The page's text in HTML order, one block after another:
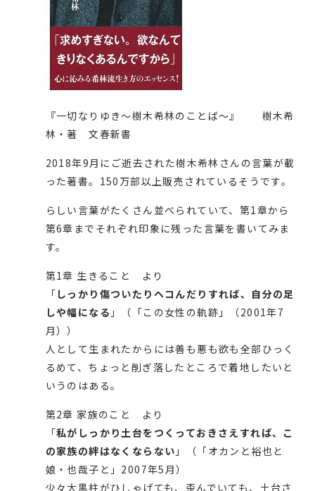
『一切なりゆき～樹木希林のことば～』 樹木希
林・著 文春新書
2018年9月にご逝去された樹木希林さんの言葉が載
った著書。150万部以上販売されているそうです。
らしい言葉がたくさん並べられていて、第1章から
第6章までそれぞれ印象に残った言葉を書いてみま
す。
第1章 生きること より
「 しっかり傷ついたりヘコんだりすれば、自分の足
しや幅になる 」（「この女性の軌跡」（2001年7
月））
人として生まれたからには善も悪も欲も全部ひっく
るめて、ちょっと削ぎ落したところで着地したいと
いうのはある。
第2章 家族のこと より
「私がしっかり土台をつくっておきさえすれば、こ
の家族の絆はなくならない 」（「オカンと裕也と
娘・也哉子と」2007年5月）
少々大黒柱がひしゃげても、歪んでいても、土台さ